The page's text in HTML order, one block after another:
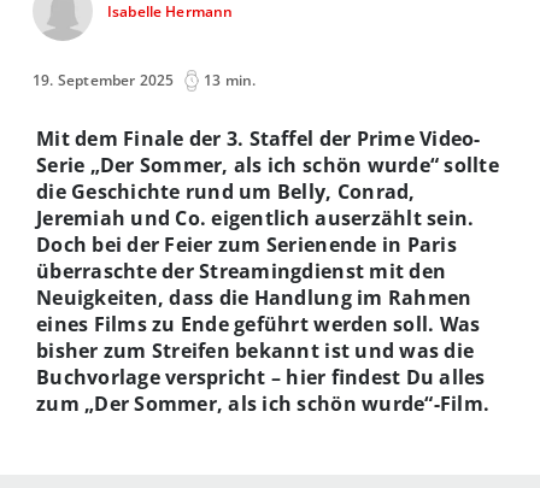
Isabelle Hermann
19. September 2025 13 min.
Mit dem Finale der 3. Staffel der Prime Video-
Serie „Der Sommer, als ich schön wurde“ sollte
die Geschichte rund um Belly, Conrad,
Jeremiah und Co. eigentlich auserzählt sein.
Doch bei der Feier zum Serienende in Paris
überraschte der Streamingdienst mit den
Neuigkeiten, dass die Handlung im Rahmen
eines Films zu Ende geführt werden soll. Was
bisher zum Streifen bekannt ist und was die
Buchvorlage verspricht – hier findest Du alles
zum „Der Sommer, als ich schön wurde“-Film.